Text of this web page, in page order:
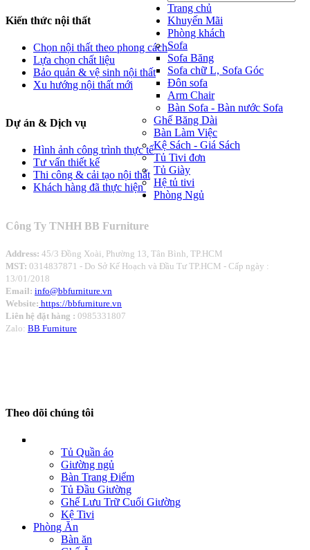
Kiến thức nội thất
Chọn nội thất theo phong cách
Lựa chọn chất liệu
Bảo quản & vệ sinh nội thất
Xu hướng nội thất mới
Dự án & Dịch vụ
Hình ảnh công trình thực tế
Tư vấn thiết kế
Thi công & cải tạo nội thất
Khách hàng đã thực hiện
Công Ty TNHH BB Furniture
Address: 45/3 Đồng Xoài, Phường 13, Tân Bình, TP.HCM
MST: 0314837871 - Do Sở Kế Hoạch và Đầu Tư TP.HCM - Cấp ngày :
13/01/2018
Email: info@bbfurniture.vn
Website: https://bbfurniture.vn
Liên hệ đặt hàng : 0985331807
Zalo: BB Furniture
Theo dõi chúng tôi
Trang chủ
Khuyến Mãi
Phòng khách
Sofa
Sofa Băng
Sofa chữ L, Sofa Góc
Đôn sofa
Arm Chair
Bàn Sofa - Bàn nước Sofa
Ghế Băng Dài
Bàn Làm Việc
Kệ Sách - Giá Sách
Tủ Tivi đơn
Tủ Giày
Hệ tủ tivi
Phòng Ngủ
Tủ Quần áo
Giường ngủ
Bàn Trang Điểm
Tủ Đầu Giường
Ghế Lưu Trữ Cuối Giường
Kệ Tivi
Phòng Ăn
Bàn ăn